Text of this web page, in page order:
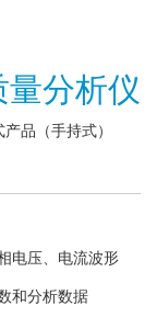
分析仪
品（手持式）
电压、电流波形
和分析数据